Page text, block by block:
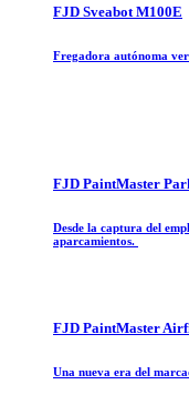
FJD Sveabot M100E
Fregadora autónoma
FJD PaintMaster
Desde la captura del
aparcamientos.
FJD PaintMaster
Una nueva era del